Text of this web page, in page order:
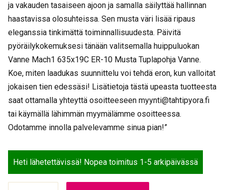
ja vakauden tasaiseen ajoon ja samalla säilyttää hallinnan
haastavissa olosuhteissa. Sen musta väri lisää ripaus
eleganssia tinkimättä toiminnallisuudesta. Päivitä
pyöräilykokemuksesi tänään valitsemalla huippuluokan
Vanne Mach1 635x19C ER-10 Musta Tuplapohja Vanne.
Koe, miten laadukas suunnittelu voi tehdä eron, kun valloitat
jokaisen tien edessäsi! Lisätietoja tästä upeasta tuotteesta
saat ottamalla yhteyttä osoitteeseen myynti@tahtipyora.fi
tai käymällä lähimmän myymälämme osoitteessa.
Odotamme innolla palvelevamme sinua pian!”
Heti lähetettävissä! Nopea toimitus 1-5 arkipäivässä